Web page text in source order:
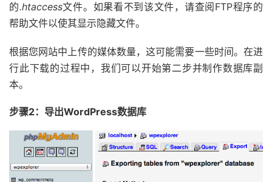
的.htaccess文件。如果看不到该文件，请查阅FTP程序的
帮助文件以使其显示隐藏文件。
根据您网站中上传的媒体数量，这可能需要一些时间。在进
行此下载的过程中，我们可以开始第二步并制作数据库副
本。
步骤2：导出WordPress数据库